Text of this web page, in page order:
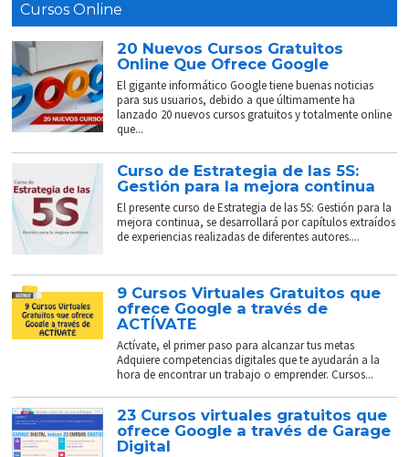
Cursos Online
20 Nuevos Cursos Gratuitos
Online Que Ofrece Google
El gigante informático Google tiene buenas noticias
para sus usuarios, debido a que últimamente ha
lanzado 20 nuevos cursos gratuitos y totalmente online
que...
Curso de Estrategia de las 5S:
Gestión para la mejora continua
El presente curso de Estrategia de las 5S: Gestión para la
mejora continua, se desarrollará por capítulos extraídos
de experiencias realizadas de diferentes autores....
9 Cursos Virtuales Gratuitos que
ofrece Google a través de
ACTÍVATE
Actívate, el primer paso para alcanzar tus metas
Adquiere competencias digitales que te ayudarán a la
hora de encontrar un trabajo o emprender. Cursos...
23 Cursos virtuales gratuitos que
ofrece Google a través de Garage
Digital